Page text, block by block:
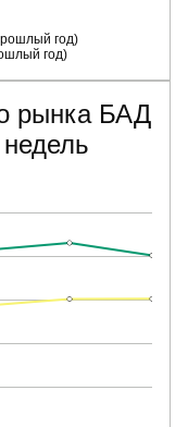
год)
год)
рынка БАД